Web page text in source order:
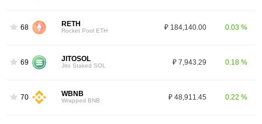
68 RETH
Rocket Pool ETH ₽ 184,140.00 0.03 %
69 JITOSOL
Jito Staked SOL ₽ 7,943.29 0.18 %
70 WBNB
Wrapped BNB ₽ 48,911.45 0.22 %